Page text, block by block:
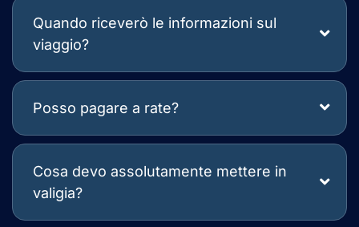
Quando riceverò le informazioni sul
viaggio?
Posso pagare a rate?
Cosa devo assolutamente mettere in
valigia?